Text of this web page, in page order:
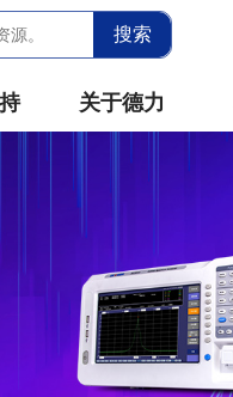
搜索
关于德力